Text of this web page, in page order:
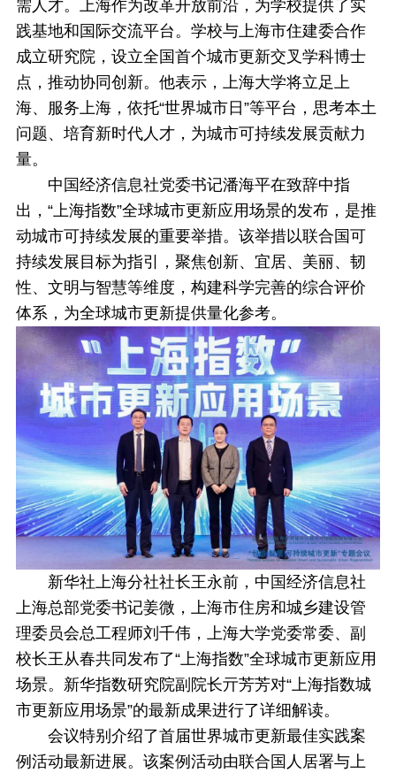
需人才。上海作为改革开放前沿，为学校提供了实
践基地和国际交流平台。学校与上海市住建委合作
成立研究院，设立全国首个城市更新交叉学科博士
点，推动协同创新。他表示，上海大学将立足上
海、服务上海，依托“世界城市日”等平台，思考本土
问题、培育新时代人才，为城市可持续发展贡献力
量。
中国经济信息社党委书记潘海平在致辞中指
出，“上海指数”全球城市更新应用场景的发布，是推
动城市可持续发展的重要举措。该举措以联合国可
持续发展目标为指引，聚焦创新、宜居、美丽、韧
性、文明与智慧等维度，构建科学完善的综合评价
体系，为全球城市更新提供量化参考。
新华社上海分社社长王永前，中国经济信息社
上海总部党委书记姜微，上海市住房和城乡建设管
理委员会总工程师刘千伟，上海大学党委常委、副
校长王从春共同发布了“上海指数”全球城市更新应用
场景。新华指数研究院副院长亓芳芳对“上海指数城
市更新应用场景”的最新成果进行了详细解读。
会议特别介绍了首届世界城市更新最佳实践案
例活动最新进展。该案例活动由联合国人居署与上